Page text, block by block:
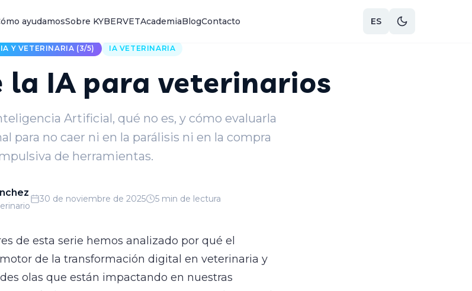
ayudamosSobre KYBERVETAcademiaBlogContacto ES
IA Y VETERINARIA (3/5) IA VETERINARIA
la IA para veterinarios
Artificial, qué no es, y cómo evaluarla
para no caer ni en la parálisis ni en la compra
de herramientas.
30 de noviembre de 2025 5 min de lectura
de esta serie hemos analizado por qué el
de la transformación digital en veterinaria y
olas que están impactando en nuestras